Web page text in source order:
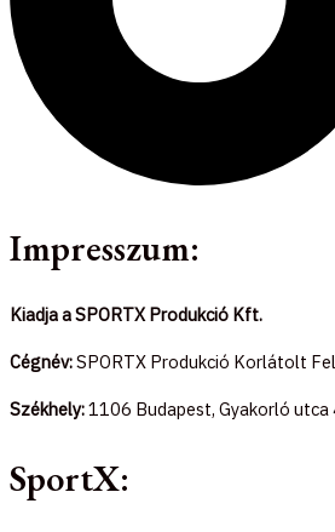
Impresszum:
Kiadja a SPORTX Produkció Kft.
Cégnév:SPORTX Produkció Korlátolt
Székhely:1106 Budapest, Gyakorló utca
SportX: